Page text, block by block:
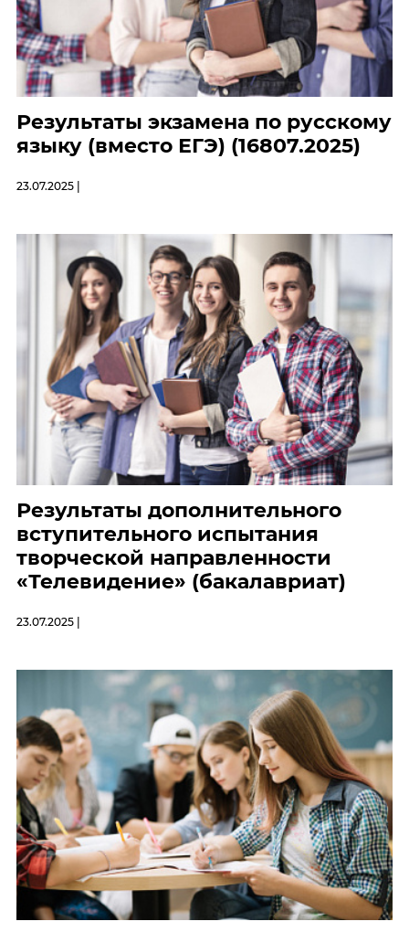
Результаты экзамена по русскому
языку (вместо ЕГЭ) (16807.2025)
23.07.2025 |
Результаты дополнительного
вступительного испытания
творческой направленности
«Телевидение» (бакалавриат)
23.07.2025 |